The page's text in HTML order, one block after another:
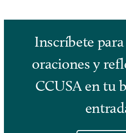
Inscríbete
oraciones y
CCUSA en tu